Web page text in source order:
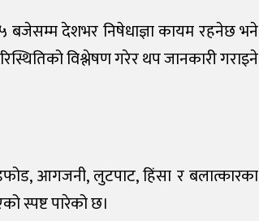
बजेसम्म देशभर निषेधाज्ञा कायम रहनेछ भने
विश्लेषण गरेर थप जानकारी गराइने
आगजनी, लुटपाट, हिंसा र बलात्कारका
स्पष्ट पारेको छ।